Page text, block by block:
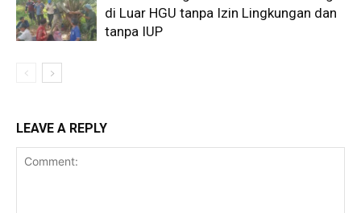
di Luar HGU tanpa Izin Lingkungan dan
tanpa IUP
LEAVE A REPLY